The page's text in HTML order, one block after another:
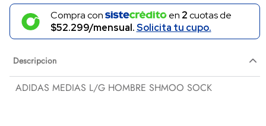
Compra con en 2cuotas de
$52.299/mensual.Solicita tu cupo.
Descripcion
ADIDAS MEDIAS L/G HOMBRE SHMOO SOCK